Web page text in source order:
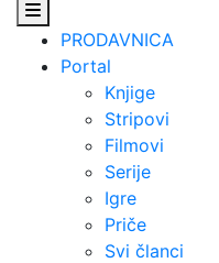
PRODAVNICA
Portal
Knjige
Stripovi
Filmovi
Serije
Igre
Priče
Svi članci